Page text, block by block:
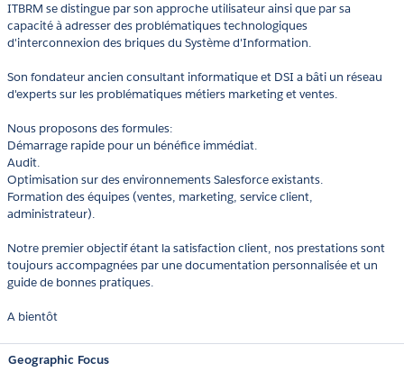
ITBRM se distingue par son approche utilisateur ainsi que par sa
capacité à adresser des problématiques technologiques
d'interconnexion des briques du Système d'Information.
Son fondateur ancien consultant informatique et DSI a bâti un réseau
d'experts sur les problématiques métiers marketing et ventes.
Nous proposons des formules:
Démarrage rapide pour un bénéfice immédiat.
Audit.
Optimisation sur des environnements Salesforce existants.
Formation des équipes (ventes, marketing, service client,
administrateur).
Notre premier objectif étant la satisfaction client, nos prestations sont
toujours accompagnées par une documentation personnalisée et un
guide de bonnes pratiques.
A bientôt
Geographic Focus